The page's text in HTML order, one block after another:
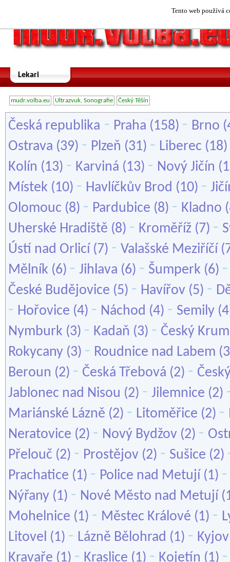
Tento web používá
Lekari
mudr.volba.eu Ultrazvuk, Sonografie Český Těšín
Česká republika - Praha (158) - Brno
Ostrava (39) - Plzeň (31) - Liberec (18)
Kolín (13) - Karviná (13) - Nový Jičín
Místek (10) - Havlíčkův Brod (10) -
Olomouc (8) - Pardubice (8) - Kladno
Uherské Hradiště (8) - Kroměříž (7) -
Ústí nad Orlicí (7) - Valašské Meziříčí
Mělník (6) - Jihlava (6) - Šumperk (6)
České Budějovice (5) - Havířov (5) -
- Hořovice (4) - Náchod (4) - Semily
Nymburk (3) - Kadaň (3) - Český
Rokycany (3) - Roudnice nad Labem
Beroun (2) - Česká Třebová (2) -
Jablonec nad Nisou (2) - Jilemnice (2)
Mariánské Lázně (2) - Litoměřice (2) -
Neratovice (2) - Nový Bydžov (2) -
Přelouč (2) - Prostějov (2) - Sušice (2)
Prachatice (1) - Police nad Metují (1)
Nýřany (1) - Nové Město nad Metují
Mohelnice (1) - Městec Králové (1) -
Litovel (1) - Lázně Bělohrad (1) - Kyjov
Kravaře (1) - Kraslice (1) - Kojetín (1)